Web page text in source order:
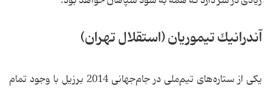
آندرانیك تیموریان (استقلال تهران)
یكی از ستاره‌های تیم‌ملی در جام‌جهانی‌ 2014 برزیل با وجود تمام